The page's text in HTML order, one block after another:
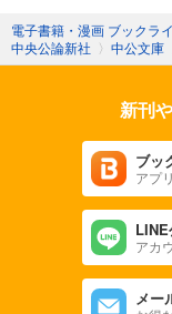
電子書籍・漫画 ブックラ
中央公論新社 〉 中公文庫
新刊
ブッ
アプ
LINE
アカ
メー